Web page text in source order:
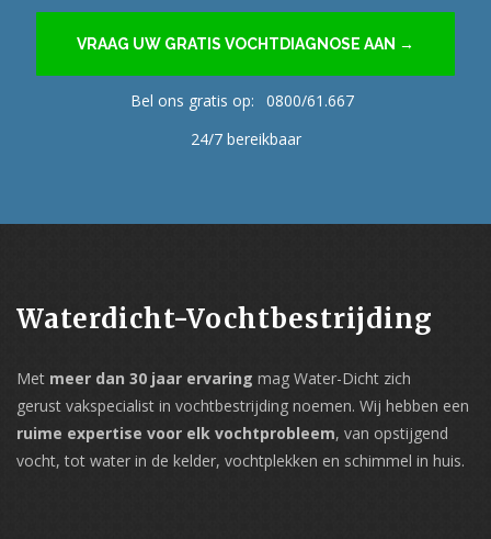
VRAAG UW GRATIS VOCHTDIAGNOSE AAN →
Bel ons gratis op:
0800/61.667
24/7 bereikbaar
Waterdicht-Vochtbestrijding
Met meer dan 30 jaar ervaring mag Water-Dicht zich
gerust vakspecialist in vochtbestrijding noemen. Wij hebben een
ruime expertise voor elk vochtprobleem, van opstijgend
vocht, tot water in de kelder, vochtplekken en schimmel in huis.